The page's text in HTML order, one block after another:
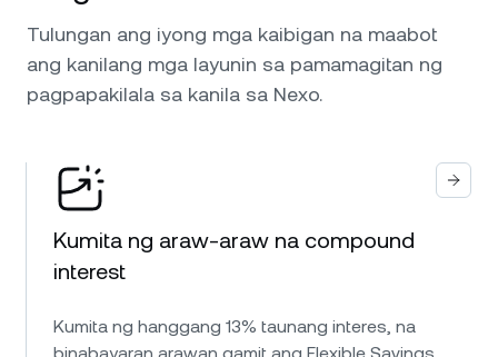
Tulungan ang iyong mga kaibigan na maabot
ang kanilang mga layunin sa pamamagitan ng
pagpapakilala sa kanila sa Nexo.
Kumita ng araw-araw na compound
interest
Kumita ng hanggang 13% taunang interes, na